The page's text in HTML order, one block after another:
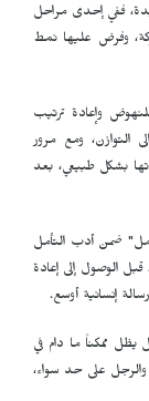
ففي إحدى مراحل
وفرض عليها نمط
وإعادة ترتيب
التوازن، ومع مرور
بشكل طبيعي، بعد
ضمن أدب التأمل
قبل الوصول إلى إعادة
إنسانية أوسع.
يظل ممكناً ما دام في
والرجل على حد سواء،